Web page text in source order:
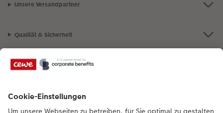
Unsere Versandpartner
Qualität & Sicherheit
Nachhaltigkeit bei CEWE
Mein Fotoservice